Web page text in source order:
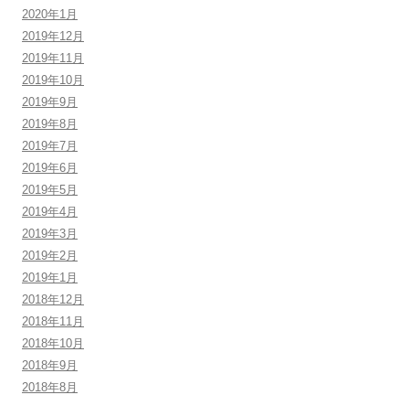
2020年1月
2019年12月
2019年11月
2019年10月
2019年9月
2019年8月
2019年7月
2019年6月
2019年5月
2019年4月
2019年3月
2019年2月
2019年1月
2018年12月
2018年11月
2018年10月
2018年9月
2018年8月